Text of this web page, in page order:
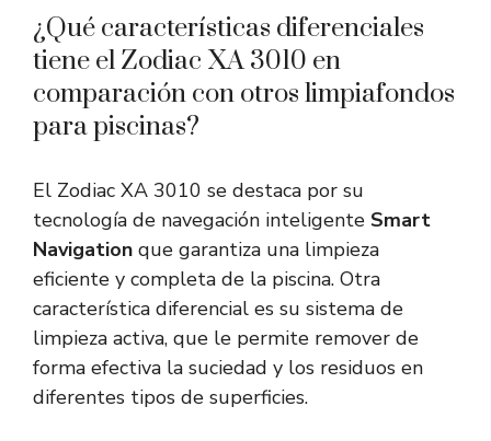
¿Qué características diferenciales
tiene el Zodiac XA 3010 en
comparación con otros limpiafondos
para piscinas?
El Zodiac XA 3010 se destaca por su
tecnología de navegación inteligente Smart
Navigation que garantiza una limpieza
eficiente y completa de la piscina. Otra
característica diferencial es su sistema de
limpieza activa, que le permite remover de
forma efectiva la suciedad y los residuos en
diferentes tipos de superficies.